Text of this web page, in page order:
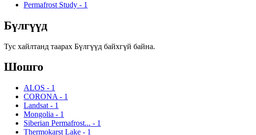
Permafrost Study - 1
Бүлгүүд
Тус хайлтанд таарах Бүлгүүд байхгүй байна.
Шошго
ALOS - 1
CORONA - 1
Landsat - 1
Mongolia - 1
Siberian Permafrost... - 1
Thermokarst Lake - 1